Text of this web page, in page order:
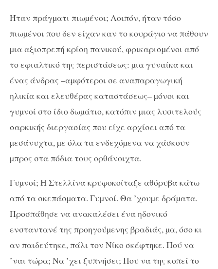
Ήταν πράγµατι πιωµένοι; Λοιπόν, ήταν τόσο
πιωµένοι που δεν είχαν καν το κουράγιο να πάθουν
µια αξιοπρεπή κρίση πανικού, φρικαρισµένοι από
το εφιαλτικό της περιστάσεως: µια γυναίκα και
ένας άνδρας –αµφότεροι σε αναπαραγωγική
ηλικία και ελευθέρας καταστάσεως– µόνοι και
γυµνοί στο ίδιο δωµάτιο, κατόπιν µιας λυσιτελούς
σαρκικής διεργασίας που είχε αρχίσει από τα
µεσάνυχτα, µε όλα τα ενδεχόµενα να χάσκουν
µπρος στα πόδια τους ορθάνοιχτα.
Γυµνοί; Η Στελλίνα κρυφοκοίταξε αθόρυβα κάτω
από τα σκεπάσµατα. Γυµνοί. Θα ’χουµε δράµατα.
Προσπάθησε να ανακαλέσει ένα ηδονικό
ενσταντανέ της προηγούµενης βραδιάς, µα, όσο κι
αν παιδεύτηκε, πάλι τον Νίκο σκέφτηκε. Πού να
’ναι τώρα; Να ’χει ξυπνήσει; Που να της κοπεί το